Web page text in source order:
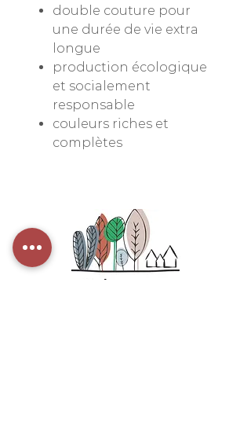
double couture pour
une durée de vie extra
longue
production écologique
et socialement
responsable
couleurs riches et
complètes